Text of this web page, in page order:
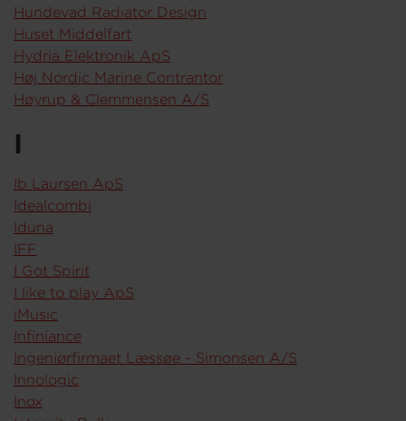
Hundevad Radiator Design
Huset Middelfart
Hydria Elektronik ApS
Høj Nordic Marine Contrantor
Høyrup & Clemmensen A/S
I
Ib Laursen ApS
Idealcombi
Iduna
IFF
I Got Spirit
I like to play ApS
iMusic
Infiniance
Ingeniørfirmaet Læssøe - Simonsen A/S
Innologic
Inox